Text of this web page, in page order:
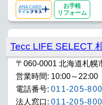
お手軽
リフォーム
Tecc LIFE SELECT
〒060-0001 北海道札幌
営業時間: 10:00～22:00
電話番号: 011-205-
法人窓口: 011-205-